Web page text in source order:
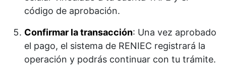
código de aprobación.
Confirmar la transacción: Una vez aprobado
el pago, el sistema de RENIEC registrará la
operación y podrás continuar con tu trámite.